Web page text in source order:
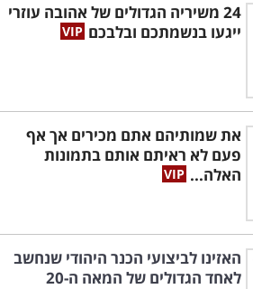
24 משיריה הגדולים של אהובה עוזרי
ייגעו בנשמתכם ובלבכם
את שמותיהם אתם מכירים אך אף
פעם לא ראיתם אותם בתמונות
האלה...
האזינו לביצועי הכנר היהודי שנחשב
לאחד הגדולים של המאה ה-20